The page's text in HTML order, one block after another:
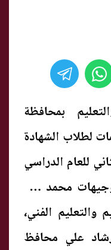
بمحافظة
لطلاب الشهادة
للعام الدراسي
توجيهات محمد عبد
والتعليم الفني،
علي محافظ